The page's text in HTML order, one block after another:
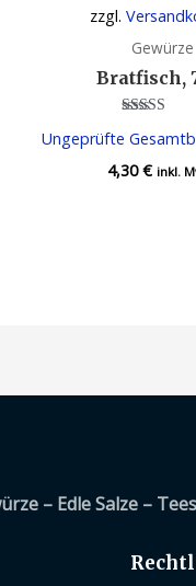
zzgl.
Gewürze
Bratfisch,
mit
von 5
Ungeprüfte
4,30€ inkl.
– Edle Salze –